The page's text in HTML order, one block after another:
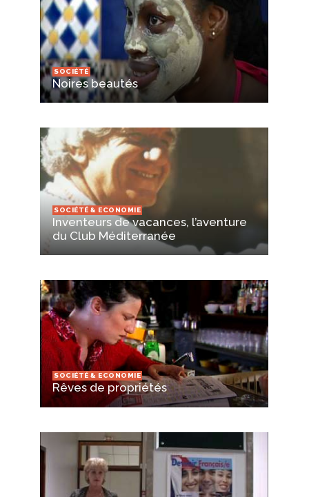
SOCIÉTÉ
Noires beautés
SOCIÉTÉ & ECONOMIE
Inventeurs de vacances, l’aventure
du Club Méditerranée
SOCIÉTÉ & ECONOMIE
Rêves de propriétés